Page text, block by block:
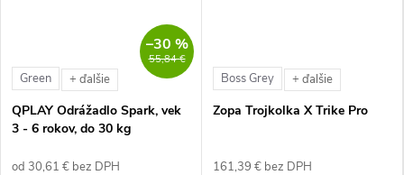
55,84 €
–30 %
Green + ďalšie
QPLAY Odrážadlo Spark, vek
3 - 6 rokov, do 30 kg
od 30,61 € bez DPH
Boss Grey + ďalšie
Zopa Trojkolka X Trike Pro
161,39 € bez DPH